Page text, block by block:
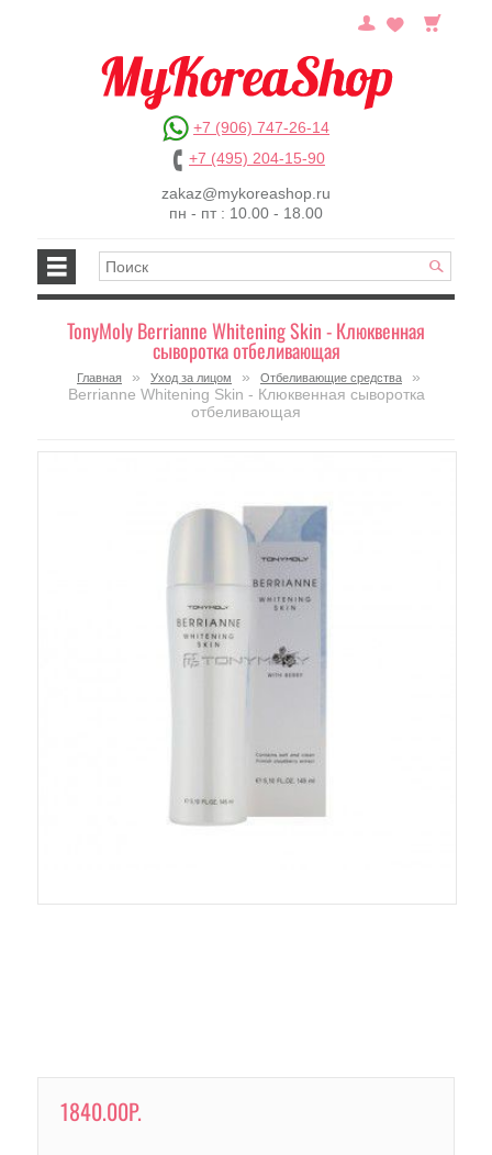
+7 (906) 747-26-14
+7 (495) 204-15-90
zakaz@mykoreashop.ru
пн - пт : 10.00 - 18.00
TonyMoly Berrianne Whitening Skin - Клюквенная
сыворотка отбеливающая
Главная » Уход за лицом » Отбеливающие средства
»
Berrianne Whitening Skin - Клюквенная сыворотка
отбеливающая
1840.00Р.